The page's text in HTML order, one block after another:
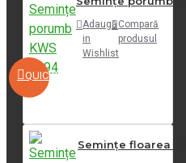
QUICKVIEW
Adaugă
in
Wishlist
Compară
produsul
Semințe floarea